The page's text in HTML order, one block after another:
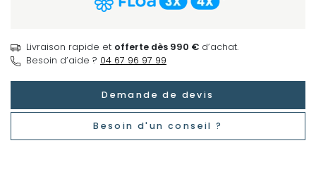
Livraison rapide et offerte dès 990 € d’achat.
Besoin d’aide ? 04 67 96 97 99
Demande de devis
Besoin d'un conseil ?